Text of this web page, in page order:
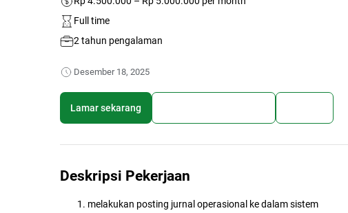
Full time
2 tahun pengalaman
Desember 18, 2025
Lamar sekarang
Deskripsi Pekerjaan
melakukan posting jurnal operasional ke dalam sistem